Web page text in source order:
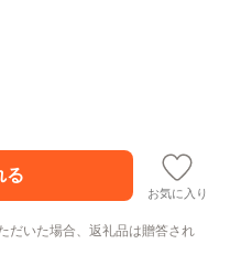
お気に入り
だいた場合、返礼品は贈答され